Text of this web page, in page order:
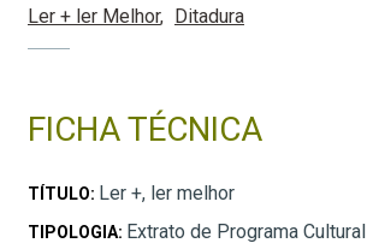
Ler + ler Melhor
Ditadura
FICHA TÉCNICA
TÍTULO: Ler +, ler melhor
TIPOLOGIA: Extrato de Programa Cultural